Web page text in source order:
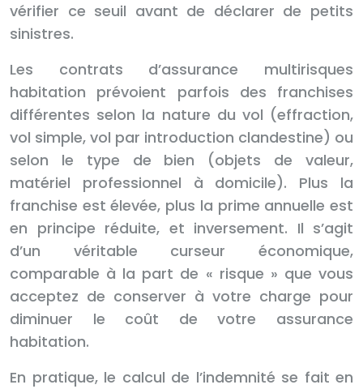
vérifier ce seuil avant de déclarer de petits
sinistres.
Les contrats d’assurance multirisques
habitation prévoient parfois des franchises
différentes selon la nature du vol (effraction,
vol simple, vol par introduction clandestine) ou
selon le type de bien (objets de valeur,
matériel professionnel à domicile). Plus la
franchise est élevée, plus la prime annuelle est
en principe réduite, et inversement. Il s’agit
d’un véritable curseur économique,
comparable à la part de « risque » que vous
acceptez de conserver à votre charge pour
diminuer le coût de votre assurance
habitation.
En pratique, le calcul de l’indemnité se fait en